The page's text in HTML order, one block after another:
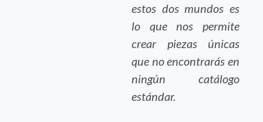
estos dos mundos es
lo que nos permite
crear piezas únicas
que no encontrarás en
ningún catálogo
estándar.